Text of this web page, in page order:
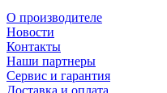
О производителе
Новости
Контакты
Наши партнеры
Сервис и гарантия